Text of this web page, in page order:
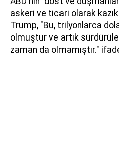
askeri ve ticari olarak
Trump, "Bu, trilyonlarca
olmuştur ve artık
zaman da olmamıştır."